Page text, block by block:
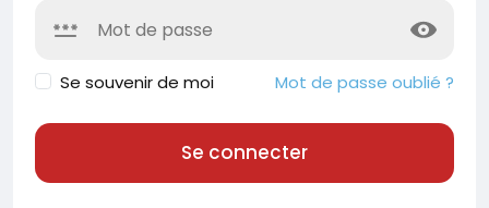
Se souvenir de moi Mot de passe oublié ?
Se connecter